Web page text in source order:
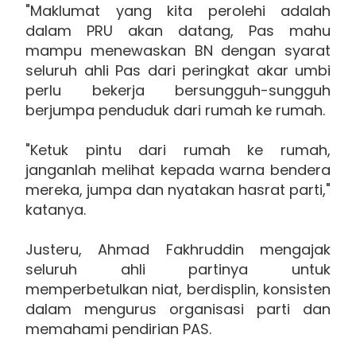
"Maklumat yang kita perolehi adalah
dalam PRU akan datang, Pas mahu
mampu menewaskan BN dengan syarat
seluruh ahli Pas dari peringkat akar umbi
perlu bekerja bersungguh-sungguh
berjumpa penduduk dari rumah ke rumah.
"Ketuk pintu dari rumah ke rumah,
janganlah melihat kepada warna bendera
mereka, jumpa dan nyatakan hasrat parti,"
katanya.
Justeru, Ahmad Fakhruddin mengajak
seluruh ahli partinya untuk
memperbetulkan niat, berdisplin, konsisten
dalam mengurus organisasi parti dan
memahami pendirian PAS.